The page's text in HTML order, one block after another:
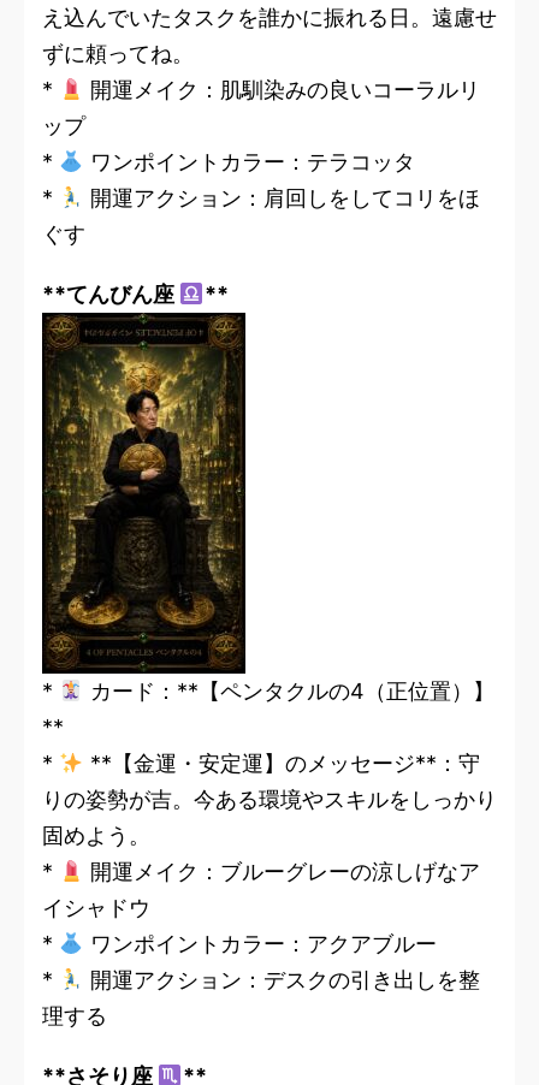
え込んでいたタスクを誰かに振れる日。遠慮せ
ずに頼ってね。
*
開運メイク：肌馴染みの良いコーラルリ
ップ
*
ワンポイントカラー：テラコッタ
*
開運アクション：肩回しをしてコリをほ
ぐす
**てんびん座 **
*
カード：**【ペンタクルの4（正位置）】
**
*
**【金運・安定運】のメッセージ**：守
りの姿勢が吉。今ある環境やスキルをしっかり
固めよう。
*
開運メイク：ブルーグレーの涼しげなア
イシャドウ
*
ワンポイントカラー：アクアブルー
*
開運アクション：デスクの引き出しを整
理する
**さそり座 **